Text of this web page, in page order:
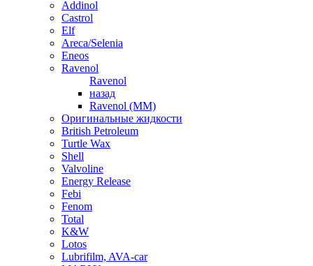
Addinol
Castrol
Elf
Areca/Selenia
Eneos
Ravenol
Ravenol
назад
Ravenol (ММ)
Оригинальные жидкости
British Petroleum
Turtle Wax
Shell
Valvoline
Energy Release
Febi
Fenom
Total
K&W
Lotos
Lubrifilm, AVA-car